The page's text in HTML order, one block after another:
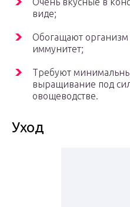
виде;
Обогащают
иммунитет;
Требуют
выращивание под
овощеводстве.
Уход